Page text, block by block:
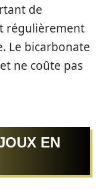
de
régulièrement
Le bicarbonate
ne coûte pas
EN